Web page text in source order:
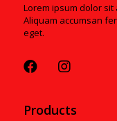
Lorem ipsum dolor sit
Aliquam accumsan
eget.
Products